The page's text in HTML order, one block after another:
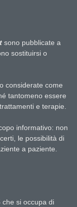
sono pubblicate a
sostituirsi o
considerate come
tantomeno essere
e terapie.
informativo: non
le possibilità di
a paziente.
si occupa di